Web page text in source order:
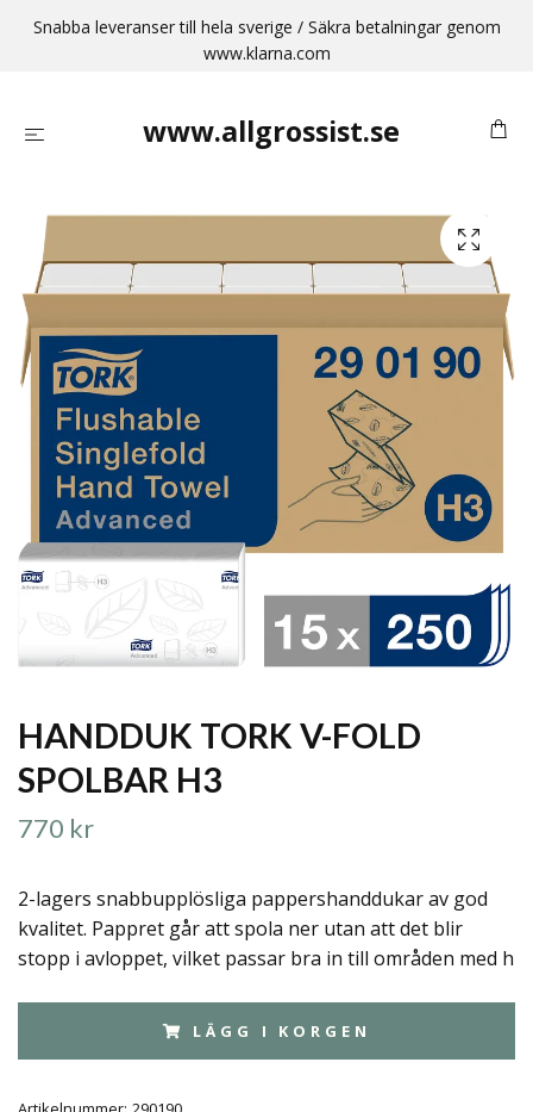
Snabba leveranser till hela sverige / Säkra betalningar genom
www.klarna.com
www.allgrossist.se
HANDDUK TORK V-FOLD
SPOLBAR H3
770 kr
2-lagers snabbupplösliga pappershanddukar av god
kvalitet. Pappret går att spola ner utan att det blir
stopp i avloppet, vilket passar bra in till områden med h
LÄGG I KORGEN